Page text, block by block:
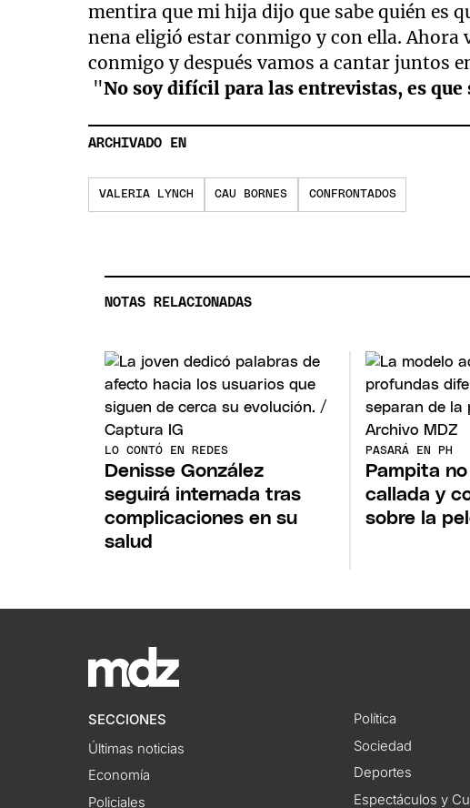
mentira que mi hija dijo que sabe quién es
nena eligió estar conmigo y con ella. Ahora
conmigo y después vamos a cantar juntos
"No soy difícil para las entrevistas, es
ARCHIVADO EN
VALERIA LYNCH CAU BORNES CONFRONTADOS
NOTAS RELACIONADAS
LO CONTÓ EN REDES
Denisse González
seguirá internada tras
complicaciones en su
salud
PASARÁ EN PH
Pampita
callada y
sobre la
SECCIONES
Últimas noticias
Economía
Policiales
Política
Sociedad
Deportes
Espectáculos y